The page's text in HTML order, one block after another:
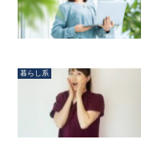
暮らし系